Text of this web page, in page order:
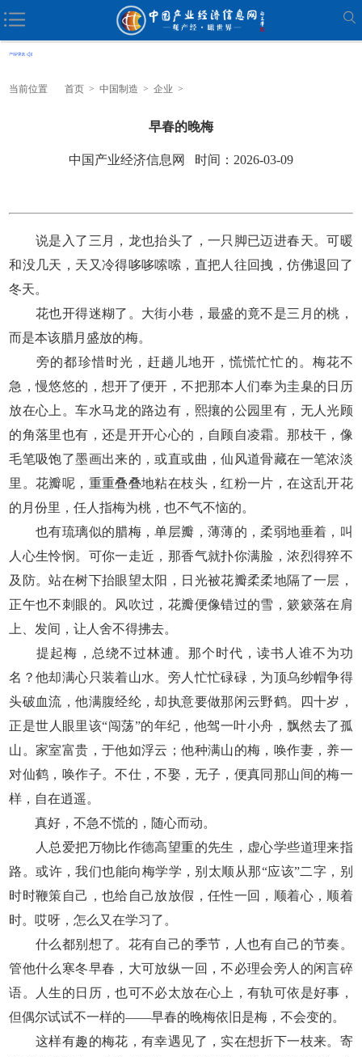
当前位置 首页 > 中国制造 > 企业 >
早春的晚梅
中国产业经济信息网 时间：2026-03-09
说是入了三月，龙也抬头了，一只脚已迈进春天。可暖
和没几天，天又冷得哆哆嗦嗦，直把人往回拽，仿佛退回了
冬天。
花也开得迷糊了。大街小巷，最盛的竟不是三月的桃，
而是本该腊月盛放的梅。
旁的都珍惜时光，赶趟儿地开，慌慌忙忙的。梅花不
急，慢悠悠的，想开了便开，不把那本人们奉为圭臬的日历
放在心上。车水马龙的路边有，熙攘的公园里有，无人光顾
的角落里也有，还是开开心心的，自顾自凌霜。那枝干，像
毛笔吸饱了墨画出来的，或直或曲，仙风道骨藏在一笔浓淡
里。花瓣呢，重重叠叠地粘在枝头，红粉一片，在这乱开花
的月份里，任人指梅为桃，也不气不恼的。
也有琉璃似的腊梅，单层瓣，薄薄的，柔弱地垂着，叫
人心生怜悯。可你一走近，那香气就扑你满脸，浓烈得猝不
及防。站在树下抬眼望太阳，日光被花瓣柔柔地隔了一层，
正午也不刺眼的。风吹过，花瓣便像错过的雪，簌簌落在肩
上、发间，让人舍不得拂去。
提起梅，总绕不过林逋。那个时代，读书人谁不为功
名？他却满心只装着山水。旁人忙忙碌碌，为顶乌纱帽争得
头破血流，他满腹经纶，却执意要做那闲云野鹤。四十岁，
正是世人眼里该“闯荡”的年纪，他驾一叶小舟，飘然去了孤
山。家室富贵，于他如浮云；他种满山的梅，唤作妻，养一
对仙鹤，唤作子。不仕，不娶，无子，便真同那山间的梅一
样，自在逍遥。
真好，不急不慌的，随心而动。
人总爱把万物比作德高望重的先生，虚心学些道理来指
路。或许，我们也能向梅学学，别太顺从那“应该”二字，别
时时鞭策自己，也给自己放放假，任性一回，顺着心，顺着
时。哎呀，怎么又在学习了。
什么都别想了。花有自己的季节，人也有自己的节奏。
管他什么寒冬早春，大可放纵一回，不必理会旁人的闲言碎
语。人生的日历，也可不必太放在心上，有轨可依是好事，
但偶尔试试不一样的——早春的晚梅依旧是梅，不会变的。
这样有趣的梅花，有幸遇见了，实在想折下一枝来。寄